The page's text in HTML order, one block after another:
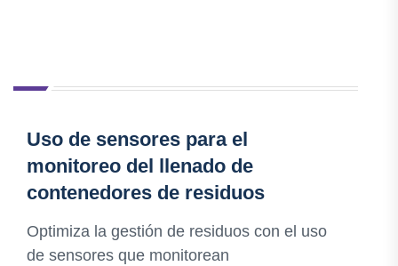
Uso de sensores para el
monitoreo del llenado de
contenedores de residuos
Optimiza la gestión de residuos con el uso
de sensores que monitorean